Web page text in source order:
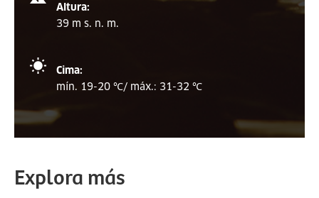
Altura:
39 m s. n. m.
Cima:
mín. 19-20 ℃/ máx.: 31-32 ℃
Explora más